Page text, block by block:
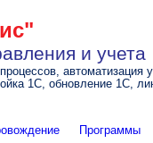
и учета
автоматизация
1С, обновление 1С,
Программы